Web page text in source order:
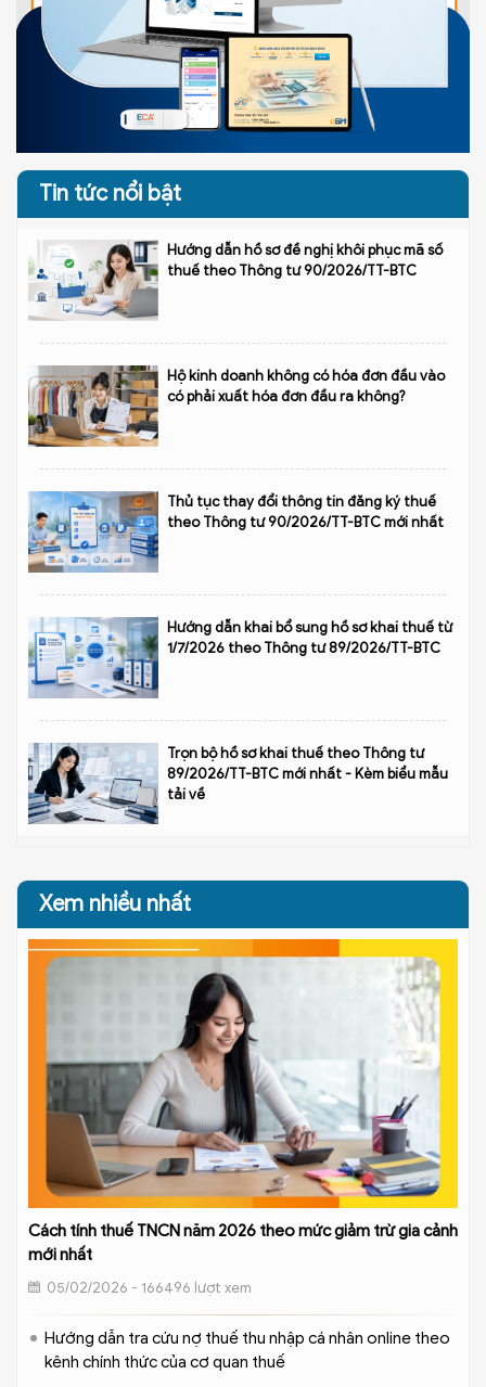
Tin tức nổi bật
Hướng dẫn hồ sơ đề nghị khôi phục mã số
thuế theo Thông tư 90/2026/TT-BTC
Hộ kinh doanh không có hóa đơn đầu vào
có phải xuất hóa đơn đầu ra không?
Thủ tục thay đổi thông tin đăng ký thuế
theo Thông tư 90/2026/TT-BTC mới nhất
Hướng dẫn khai bổ sung hồ sơ khai thuế từ
1/7/2026 theo Thông tư 89/2026/TT-BTC
Trọn bộ hồ sơ khai thuế theo Thông tư
89/2026/TT-BTC mới nhất - Kèm biểu mẫu
tải về
Xem nhiều nhất
Cách tính thuế TNCN năm 2026 theo mức giảm trừ gia cảnh
mới nhất
05/02/2026 - 166496 lượt xem
Hướng dẫn tra cứu nợ thuế thu nhập cá nhân online theo
kênh chính thức của cơ quan thuế